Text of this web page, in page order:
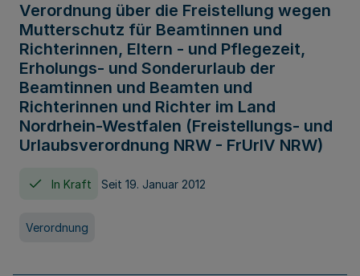
Verordnung über die Freistellung wegen
Mutterschutz für Beamtinnen und
Richterinnen, Eltern - und Pflegezeit,
Erholungs- und Sonderurlaub der
Beamtinnen und Beamten und
Richterinnen und Richter im Land
Nordrhein-Westfalen (Freistellungs- und
Urlaubsverordnung NRW - FrUrlV NRW)
In Kraft Seit 19. Januar 2012
Verordnung